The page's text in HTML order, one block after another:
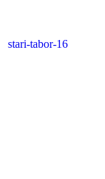
stari-tabor-16